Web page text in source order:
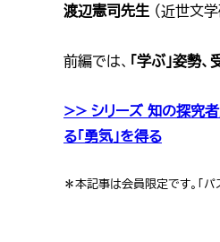
渡辺憲司先生 （近世文
前編では、 「学ぶ」姿勢
>> シリーズ 知の探究者
る「勇気」を得る
＊本記事は会員限定です。「